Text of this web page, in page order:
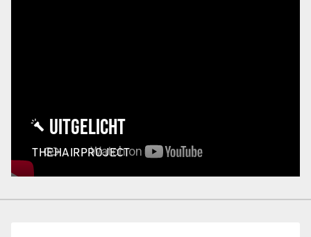
UITGELICHT
THEHAIRPROJECT